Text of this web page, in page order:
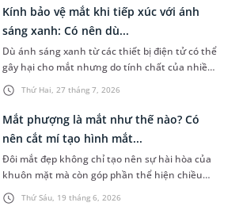
Thứ Hai, 27 tháng 7, 2026
Kính bảo vệ mắt khi tiếp xúc với ánh
sáng xanh: Có nên dù...
Dù ánh sáng xanh từ các thiết bị điện tử có thể
gây hại cho mắt nhưng do tính chất của nhiều
công việc trong cuộc sống hiện đại, nhiều
người vẫn phải thường xuyên tiếp xúc với ánh
sáng xanh. Một giải pháp được đưa ra cho vấn
đề này là sử dụng kính bảo vệ mắt. Bài viết dưới
đây sẽ giúp bạn hiểu rõ hơn về công dụng cũng
như một vài lưu ý khi sử dụng loại kính đặc biệt
này.
Thứ Sáu, 19 tháng 6, 2026
Mắt phượng là mắt như thế nào? Có
nên cắt mí tạo hình mắt...
Đôi mắt đẹp không chỉ tạo nên sự hài hòa của
khuôn mặt mà còn góp phần thể hiện chiều
sâu nội tâm và thần thái. Trong đó, mắt
phượng từ lâu đã được coi là một trong những